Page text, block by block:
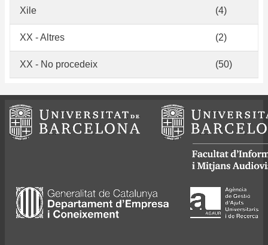
Xile (4)
XX - Altres (2)
XX - No procedeix (50)